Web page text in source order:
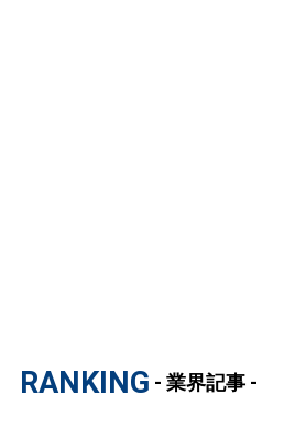
RANKING - 業界記事 -